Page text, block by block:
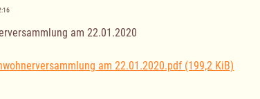
am 22.01.2020
am 22.01.2020.pdf (199,2 KiB)